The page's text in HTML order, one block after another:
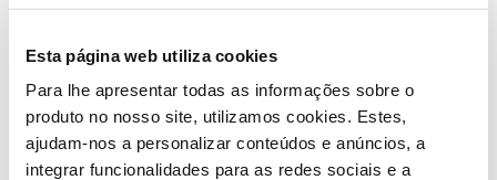
Esta página web utiliza cookies
Para lhe apresentar todas as informações sobre o
produto no nosso site, utilizamos cookies. Estes,
ajudam-nos a personalizar conteúdos e anúncios, a
integrar funcionalidades para as redes sociais e a
Utilizamos os seus dados para responder o melhor
possível ao seu pedido e não para publicidade não
solicitada. Transmitimo-los diretamente ao distribuidor
partner escolhido, exclusivamente para esse fim. Todos
os pormenores do tratamento de dados estão
descritos na presente política de privacidades